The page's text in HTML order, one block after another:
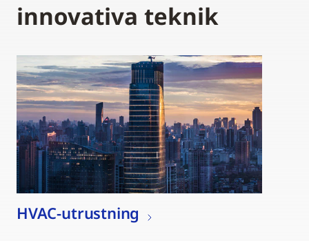
innovativa teknik
HVAC-utrustning